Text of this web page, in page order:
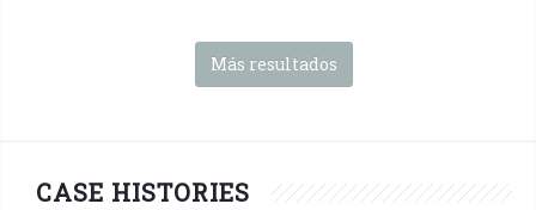
Más resultados
CASE HISTORIES